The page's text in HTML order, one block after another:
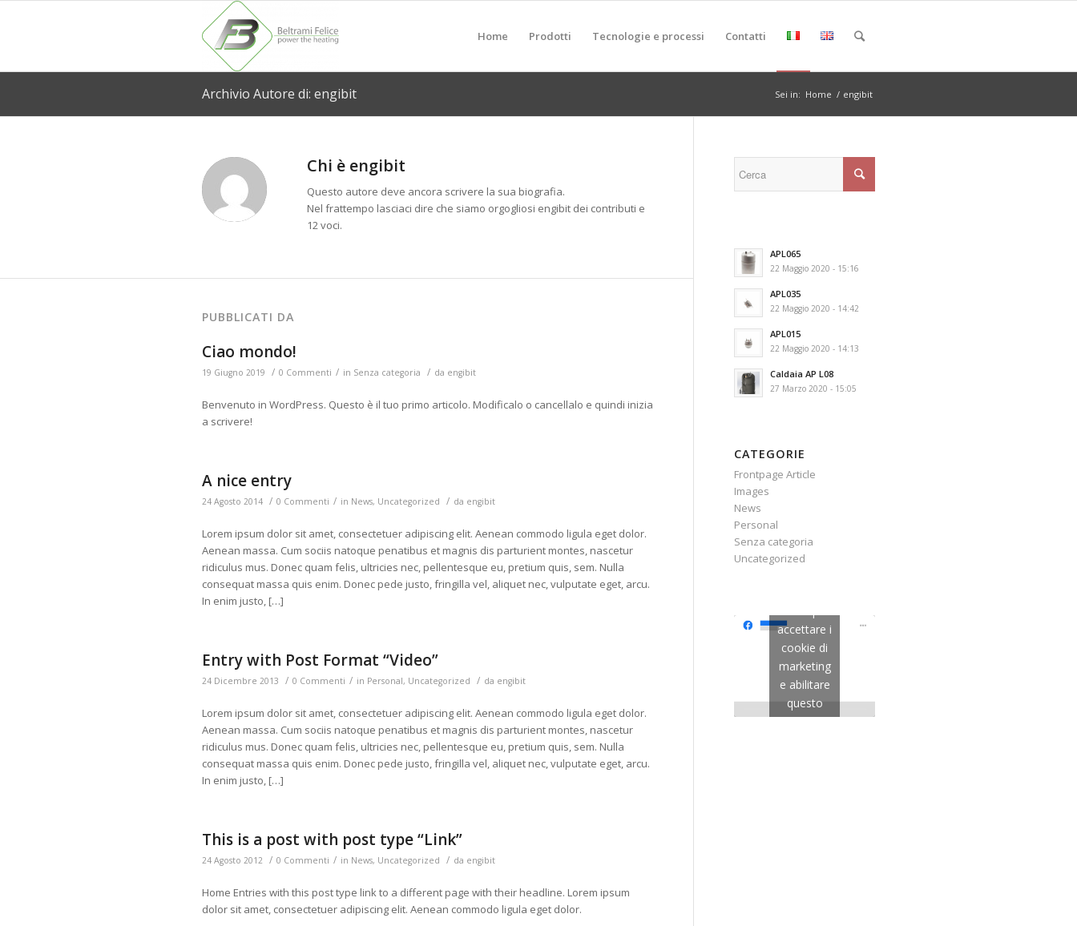
Home Prodotti Tecnologie e processi Contatti
Archivio Autore di: engibit Sei in: Home / engibit
Chi è engibit
Questo autore deve ancora scrivere la sua biografia.
Nel frattempo lasciaci dire che siamo orgogliosi engibitdei contributi e
12 voci.
PUBBLICATI DA
Ciao mondo!
19 Giugno 2019 / 0 Commenti / in Senza categoria / da engibit
Benvenuto in WordPress. Questo è il tuo primo articolo. Modificalo o cancellalo e quindi inizia
a scrivere!
A nice entry
24 Agosto 2014 / 0 Commenti / in News, Uncategorized / da engibit
Lorem ipsum dolor sit amet, consectetuer adipiscing elit. Aenean commodo ligula eget dolor.
Aenean massa. Cum sociis natoque penatibus et magnis dis parturient montes, nascetur
ridiculus mus. Donec quam felis, ultricies nec, pellentesque eu, pretium quis, sem. Nulla
consequat massa quis enim. Donec pede justo, fringilla vel, aliquet nec, vulputate eget, arcu.
In enim justo, […]
Entry with Post Format “Video”
24 Dicembre 2013 / 0 Commenti / in Personal, Uncategorized / da engibit
Lorem ipsum dolor sit amet, consectetuer adipiscing elit. Aenean commodo ligula eget dolor.
Aenean massa. Cum sociis natoque penatibus et magnis dis parturient montes, nascetur
ridiculus mus. Donec quam felis, ultricies nec, pellentesque eu, pretium quis, sem. Nulla
consequat massa quis enim. Donec pede justo, fringilla vel, aliquet nec, vulputate eget, arcu.
In enim justo, […]
This is a post with post type “Link”
24 Agosto 2012 / 0 Commenti / in News, Uncategorized / da engibit
Home Entries with this post type link to a different page with their headline. Lorem ipsum
dolor sit amet, consectetuer adipiscing elit. Aenean commodo ligula eget dolor.
APL065
22 Maggio 2020 - 15:16
APL035
22 Maggio 2020 - 14:42
APL015
22 Maggio 2020 - 14:13
Caldaia AP L08
27 Marzo 2020 - 15:05
CATEGORIE
Frontpage Article
Images
News
Personal
Senza categoria
Uncategorized
accettare i
cookie di
marketing
e abilitare
questo
contenuto